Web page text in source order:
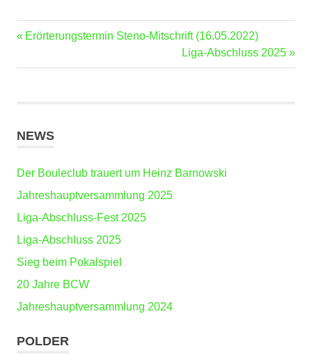
Beitragsnavigation
Vorheriger
Erörterungstermin Steno-Mitschrift (16.05.2022)
Nächster
Beitrag:
Liga-Abschluss 2025
NEWS
Der Bouleclub trauert um Heinz Barnowski
Jahreshauptversammlung 2025
Liga-Abschluss-Fest 2025
Liga-Abschluss 2025
Sieg beim Pokalspiel
20 Jahre BCW
Jahreshauptversammlung 2024
POLDER